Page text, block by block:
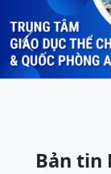
Previous
Bản tin